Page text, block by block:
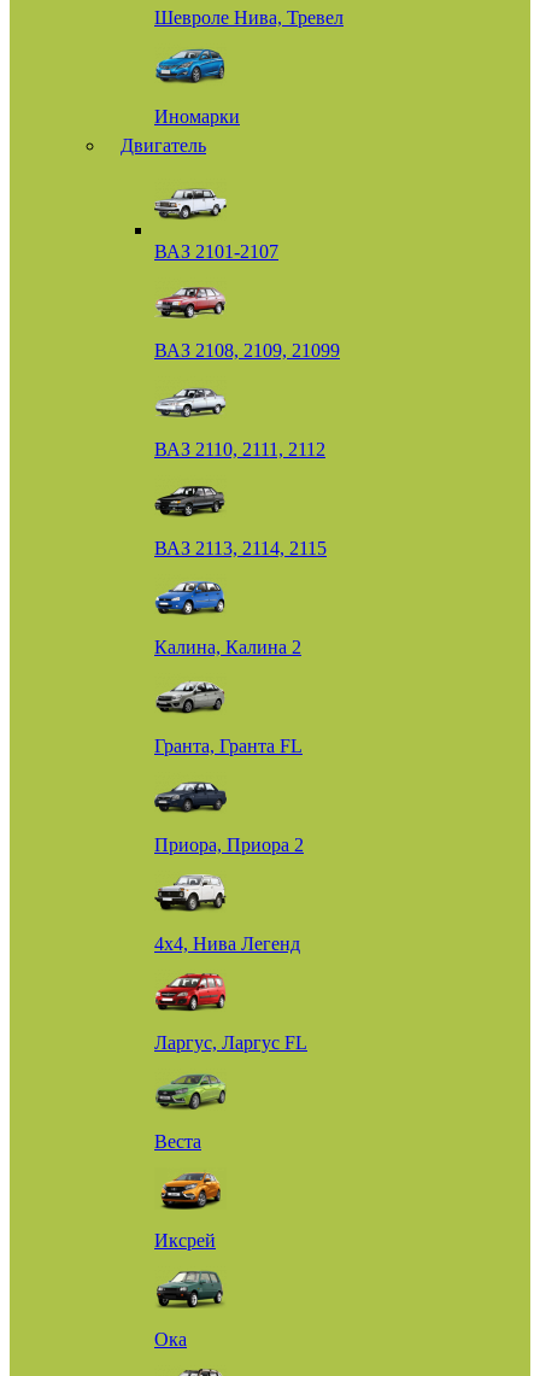
Шевроле Нива, Тревел
Иномарки
Двигатель
ВАЗ 2101-2107
ВАЗ 2108, 2109, 21099
ВАЗ 2110, 2111, 2112
ВАЗ 2113, 2114, 2115
Калина, Калина 2
Гранта, Гранта FL
Приора, Приора 2
4х4, Нива Легенд
Ларгус, Ларгус FL
Веста
Иксрей
Ока